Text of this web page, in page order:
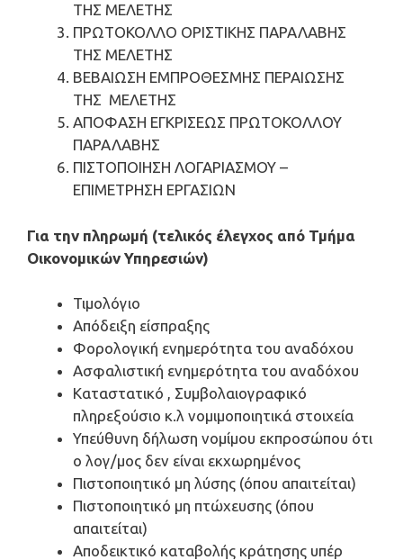
ΤΗΣ ΜΕΛΕΤΗΣ
ΠΡΩΤΟΚΟΛΛΟ ΟΡΙΣΤΙΚΗΣ ΠΑΡΑΛΑΒΗΣ
ΤΗΣ ΜΕΛΕΤΗΣ
ΒΕΒΑΙΩΣΗ ΕΜΠΡΟΘΕΣΜΗΣ ΠΕΡΑΙΩΣΗΣ
ΤΗΣ ΜΕΛΕΤΗΣ
ΑΠΟΦΑΣΗ ΕΓΚΡΙΣΕΩΣ ΠΡΩΤΟΚΟΛΛΟΥ
ΠΑΡΑΛΑΒΗΣ
ΠΙΣΤΟΠΟΙΗΣΗ ΛΟΓΑΡΙΑΣΜΟΥ –
ΕΠΙΜΕΤΡΗΣΗ ΕΡΓΑΣΙΩΝ
Για την πληρωμή (τελικός έλεγχος από Τμήμα
Οικονομικών Υπηρεσιών)
Τιμολόγιο
Απόδειξη είσπραξης
Φορολογική ενημερότητα του αναδόχου
Ασφαλιστική ενημερότητα του αναδόχου
Καταστατικό , Συμβολαιογραφικό
πληρεξούσιο κ.λ νομιμοποιητικά στοιχεία
Υπεύθυνη δήλωση νομίμου εκπροσώπου ότι
ο λογ/μος δεν είναι εκχωρημένος
Πιστοποιητικό μη λύσης (όπου απαιτείται)
Πιστοποιητικό μη πτώχευσης (όπου
απαιτείται)
Αποδεικτικό καταβολής κράτησης υπέρ